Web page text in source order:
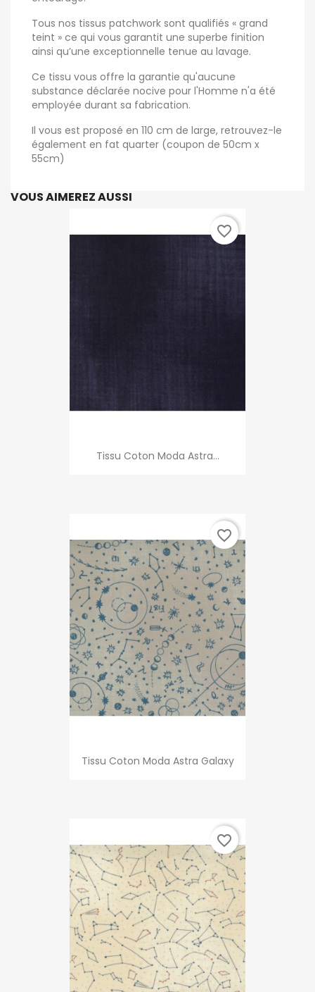
Tous nos tissus patchwork sont qualifiés « grand
teint » ce qui vous garantit une superbe finition
ainsi qu’une exceptionnelle tenue au lavage.
Ce tissu vous offre la garantie qu'aucune
substance déclarée nocive pour l'Homme n'a été
employée durant sa fabrication.
Il vous est proposé en 110 cm de large, retrouvez-le
également en fat quarter (coupon de 50cm x
55cm)
VOUS AIMEREZ AUSSI
Tissu Coton Moda Astra...
favorite_border
Tissu Coton Moda Astra Galaxy
favorite_border
favorite_border